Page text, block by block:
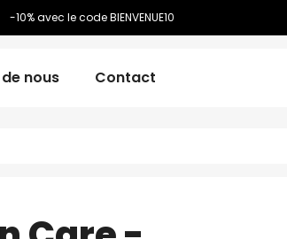
-10% avec le code BIENVENUE10
nous Contact